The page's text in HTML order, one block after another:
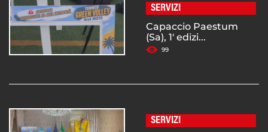
SERVIZI
Capaccio Paestum
(Sa), 1' edizi...
99
SERVIZI